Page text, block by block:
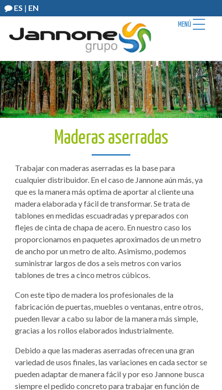
ES | EN
Maderas aserradas
Trabajar con maderas aserradas es la base para
cualquier distribuidor. En el caso de Jannone aún más, ya
que es la manera más optima de aportar al cliente una
madera elaborada y fácil de transformar. Se trata de
tablones en medidas escuadradas y preparados con
flejes de cinta de chapa de acero. En nuestro caso los
proporcionamos en paquetes aproximados de un metro
de ancho por un metro de alto. Asimismo, podemos
suministrar largos de dos a seis metros con varios
tablones de tres a cinco metros cúbicos.
Con este tipo de madera los profesionales de la
fabricación de puertas, muebles o ventanas, entre otros,
pueden llevar a cabo su labor de la manera más simple,
gracias a los rollos elaborados industrialmente.
Debido a que las maderas aserradas ofrecen una gran
variedad de usos finales, las variaciones en cada sector se
pueden adaptar de manera fácil y por eso Jannone busca
siempre el pedido concreto para trabajar en función de
MENÚ